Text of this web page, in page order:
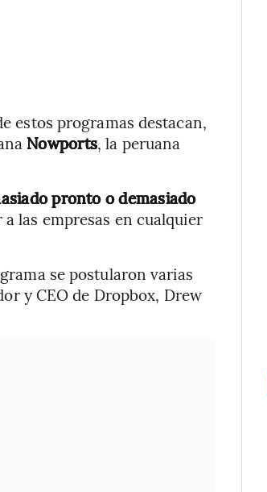
estos programas destacan,
Nowports, la peruana
pronto o demasiado
las empresas en cualquier
se postularon varias
y CEO de Dropbox, Drew